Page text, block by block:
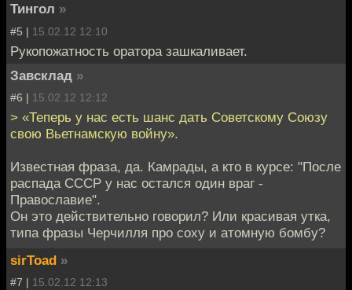
Тингол »
#5 | 15.02.12 12:10
Рукопожатность оратора зашкаливает.
Завсклад »
#6 | 15.02.12 12:12
> «Теперь у нас есть шанс дать Советскому Союзу
свою Вьетнамскую войну».
Известная фраза, да. Камрады, а кто в курсе: "После
распада СССР у нас остался один враг -
Православие".
Он это действительно говорил? Или красивая утка,
типа фразы Черчилля про соху и атомную бомбу?
sirToad »
#7 | 15.02.12 12:13